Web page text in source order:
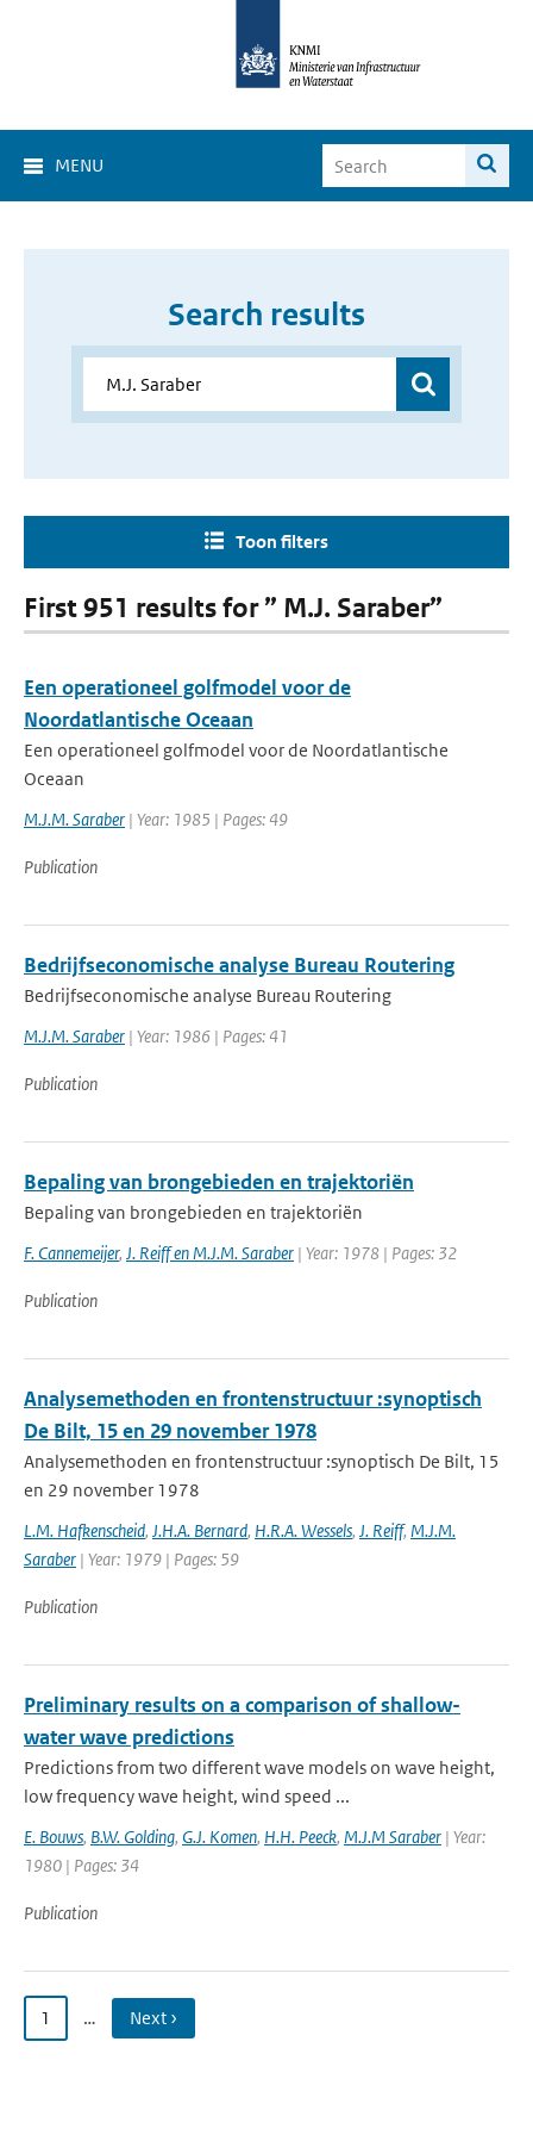
MENU
Search results
Toon filters
First 951 results for ” M.J. Saraber”
Een operationeel golfmodel voor de
Noordatlantische Oceaan
Een operationeel golfmodel voor de Noordatlantische
Oceaan
M.J.M. Saraber | Year: 1985 | Pages: 49
Publication
Bedrijfseconomische analyse Bureau Routering
Bedrijfseconomische analyse Bureau Routering
M.J.M. Saraber | Year: 1986 | Pages: 41
Publication
Bepaling van brongebieden en trajektoriën
Bepaling van brongebieden en trajektoriën
F. Cannemeijer, J. Reiff en M.J.M. Saraber | Year: 1978 | Pages: 32
Publication
Analysemethoden en frontenstructuur :synoptisch
De Bilt, 15 en 29 november 1978
Analysemethoden en frontenstructuur :synoptisch De Bilt, 15
en 29 november 1978
L.M. Hafkenscheid, J.H.A. Bernard, H.R.A. Wessels, J. Reiff, M.J.M.
Saraber | Year: 1979 | Pages: 59
Publication
Preliminary results on a comparison of shallow-
water wave predictions
Predictions from two different wave models on wave height,
low frequency wave height, wind speed ...
E. Bouws, B.W. Golding, G.J. Komen, H.H. Peeck, M.J.M Saraber | Year:
1980 | Pages: 34
Publication
1 … Next ›